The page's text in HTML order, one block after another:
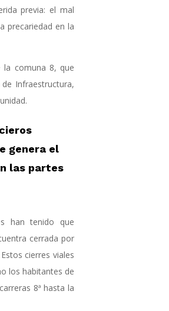
previa: el mal
precariedad en la
la comuna 8, que
Infraestructura,
genera el
las partes
han tenido que
cerrada por
cierres viales
los habitantes de
8ª hasta la